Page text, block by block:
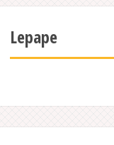
Lepape